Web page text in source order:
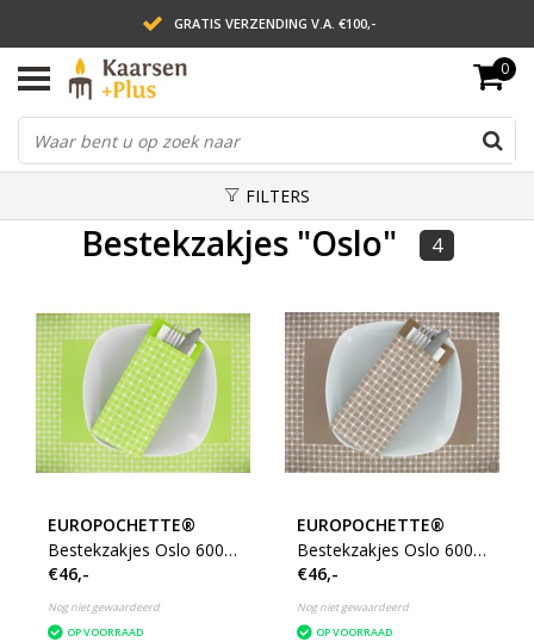
GRATIS VERZENDING V.A. €100,-
LEVERING BINNEN 2 WERKDAGEN
ACHTERAF BETALEN VIA AFTERPAY
0
FILTERS
Bestekzakjes "Oslo" 4
EUROPOCHETTE®
Bestekzakjes Oslo 600
st. Groen
€46,-
Nog niet gewaardeerd
OP VOORRAAD
EUROPOCHETTE®
Bestekzakjes Oslo 600
st. Bruin
€46,-
Nog niet gewaardeerd
OP VOORRAAD